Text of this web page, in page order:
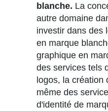
blanche. La
autre domaine
investir dans des
en marque
graphique en
des services tels
logos, la création
même des
d'identité de